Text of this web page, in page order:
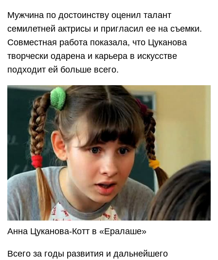
Мужчина по достоинству оценил талант
семилетней актрисы и пригласил ее на съемки.
Совместная работа показала, что Цуканова
творчески одарена и карьера в искусстве
подходит ей больше всего.
Анна Цуканова-Котт в «Ералаше»
Всего за годы развития и дальнейшего